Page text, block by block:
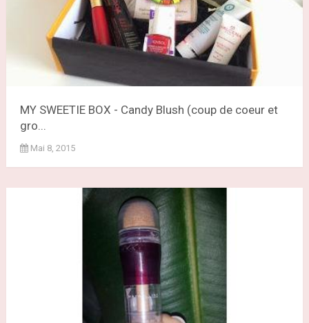
MY SWEETIE BOX - Candy Blush (coup de coeur et
gro...
Mai 8, 2015